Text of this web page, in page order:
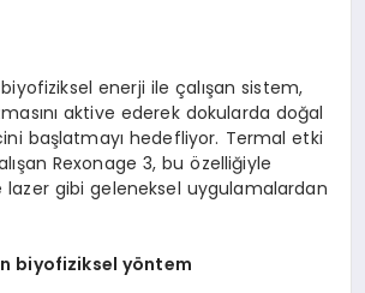
enerji ile çalışan sistem,
aktive ederek dokularda doğal
başlatmayı hedefliyor. Termal etki
Rexonage 3, bu özelliğiyle
lazer gibi geleneksel uygulamalardan
biyofiziksel yöntem